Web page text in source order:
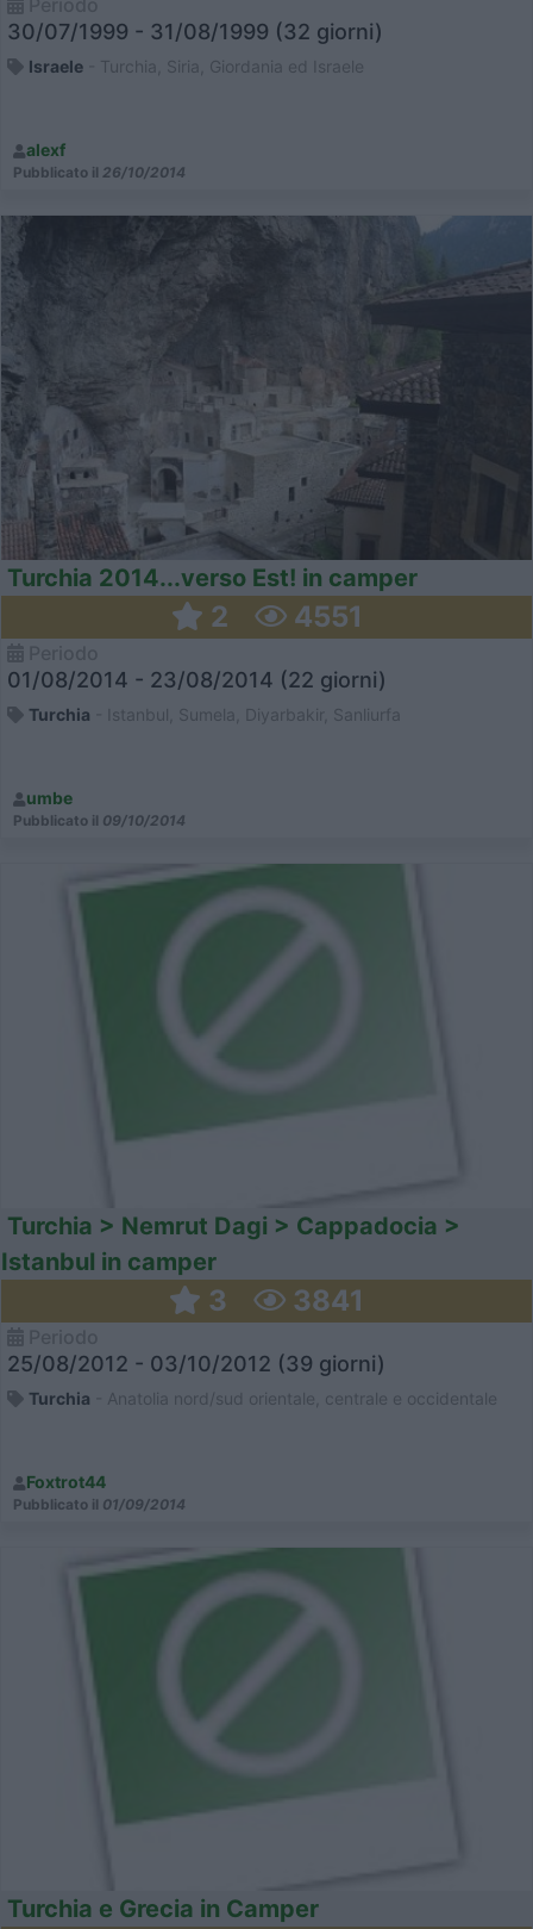
30/07/1999 - 31/08/1999 (32 giorni)
Israele - Turchia, Siria, Giordania ed Israele
alexf
Pubblicato il 26/10/2014
Turchia 2014...verso Est! in camper
2 4551
01/08/2014 - 23/08/2014 (22 giorni)
Turchia - Istanbul, Sumela, Diyarbakir, Sanliurfa
umbe
Pubblicato il 09/10/2014
Turchia > Nemrut Dagi > Cappadocia >
Istanbul in camper
3 3841
25/08/2012 - 03/10/2012 (39 giorni)
Turchia - Anatolia nord/sud orientale, centrale e occidentale
Foxtrot44
Pubblicato il 01/09/2014
Turchia e Grecia in Camper